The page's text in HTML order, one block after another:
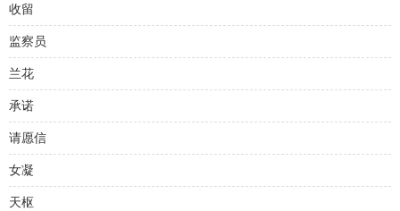
收留
监察员
兰花
承诺
请愿信
女凝
天枢